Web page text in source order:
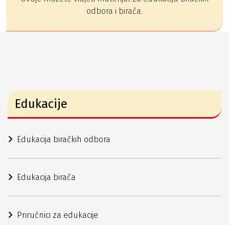
odbora i birača.
Edukacije
Edukacija biračkih odbora
Edukacija birača
Priručnici za edukacije